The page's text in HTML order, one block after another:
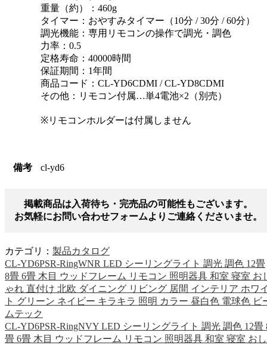
重量（約）：460g
タイマー：おやすみタイマー（10分 / 30分 / 60分）
調光機能：専用リモコンの操作で調光・調色
力率：0.5
定格寿命：40000時間
保証期間：1年間
商品コード：CL-YD6CDMI / CL-YD8CDMI
その他：リモコン付属…単4電池×2（別売）
※リモコンホルダーは付属しません
備考 cl-yd6
掲載商品は入荷待ち・完売品の可能性もございます。
お気軽にお問い合わせフォームよりご連絡くださいませ。
カテゴリ： 製品カタログ
CL-YD6PSR-RingWNR LED シーリングライト 調光 調色 12畳
8畳 6畳 木目 ウッドフレーム リモコン 照明器具 和室 寝室 お
ゃれ 直付け 北欧 ダイニング リビング 居間 インテリア ホワ
ト グリーン ネイビー キラキラ 照明 カラー 昼白色 電球色 ビ
ムテック
CL-YD6PSR-RingNVY LED シーリングライト 調光 調色 12畳
畳 6畳 木目 ウッドフレーム リモコン 照明器具 和室 寝室 おし